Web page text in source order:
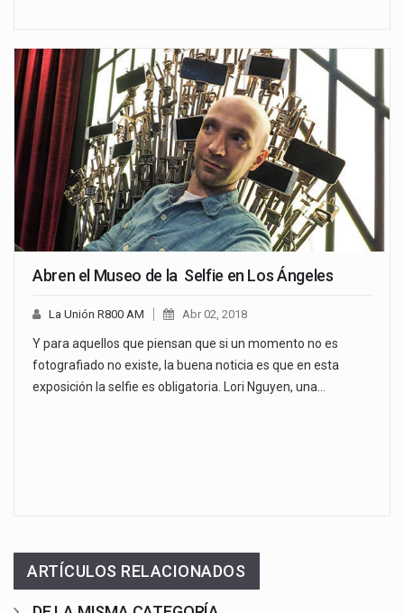
Abren el Museo de la Selfie en Los Ángeles
La Unión R800 AM Abr 02, 2018
Y para aquellos que piensan que si un momento no es
fotografiado no existe, la buena noticia es que en esta
exposición la selfie es obligatoria. Lori Nguyen, una…
ARTÍCULOS RELACIONADOS